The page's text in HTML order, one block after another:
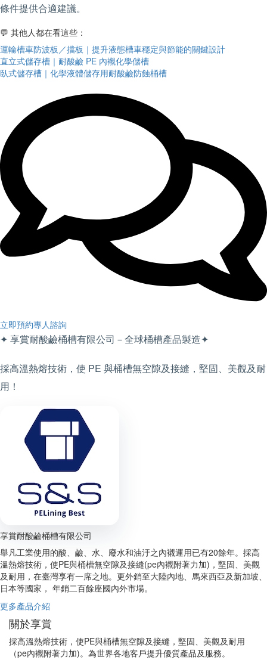
條件提供合適建議。
💬 其他人都在看這些：
運輸槽車防波板／擋板｜提升液態槽車穩定與節能的關鍵設計
直立式儲存槽｜耐酸鹼 PE 內襯化學儲槽
臥式儲存槽｜化學液體儲存用耐酸鹼防蝕桶槽
立即預約專人諮詢
✦ 享賞耐酸鹼桶槽有限公司－全球桶槽產品製造✦
採高溫熱熔技術，使 PE 與桶槽無空隙及接縫，堅固、美觀及耐
用！
享賞耐酸鹼桶槽有限公司
舉凡工業使用的酸、鹼、水、廢水和油汙之內襯運用已有20餘年。採高
溫熱熔技術，使PE與桶槽無空隙及接縫(pe內襯附著力加)，堅固、美觀
及耐用，在臺灣享有一席之地。更外銷至大陸內地、馬來西亞及新加坡、
日本等國家， 年銷二百餘座國內外市場。
更多產品介紹
關於享賞
採高溫熱熔技術，使PE與桶槽無空隙及接縫，堅固、美觀及耐用
（pe內襯附著力加)。為世界各地客戶提升優質產品及服務。